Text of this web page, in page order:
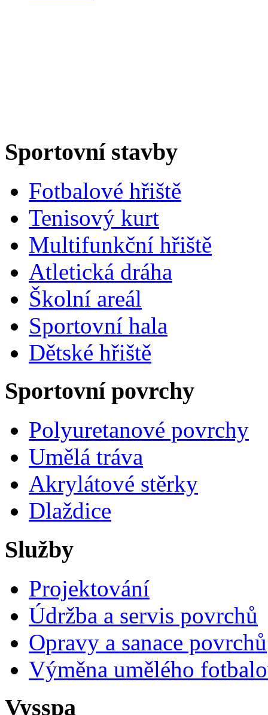
Sportovní stavby
Fotbalové hřiště
Tenisový kurt
Multifunkční hřiště
Atletická dráha
Školní areál
Sportovní hala
Dětské hřiště
Sportovní povrchy
Polyuretanové povrchy
Umělá tráva
Akrylátové stěrky
Dlaždice
Služby
Projektování
Údržba a servis povrchů
Opravy a sanace povrchů
Výměna umělého
Vysspa